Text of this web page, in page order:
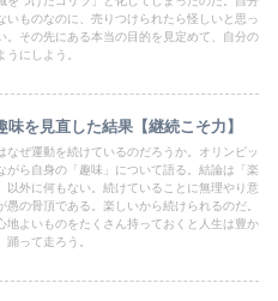
いものなのに、売りつけられたら怪しいと思っ
。その先にある本当の目的を見定めて、自分の
うにしよう。
味を見直した結果【継続こそ力】
なぜ運動を続けているのだろうか。オリンピッ
がら自身の「趣味」について語る。結論は「楽
以外に何もない。続けていることに無理やり意
愚の骨頂である。楽しいから続けられるのだ。
地よいものをたくさん持っておくと人生は豊か
踊って走ろう。